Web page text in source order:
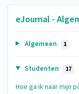
eJournal -
Algemeen 1
Studenten 17
Hoe ga ik naar mijn